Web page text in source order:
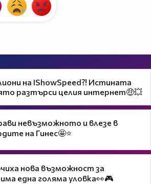
на IShowSpeed?! Истината
разтърси целия интернет🤑💥
невъзможното и влезе в
на Гинес🤩⭐
нова възможност за
една голяма уловка👀🎮